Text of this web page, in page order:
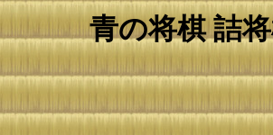
青の将棋 詰